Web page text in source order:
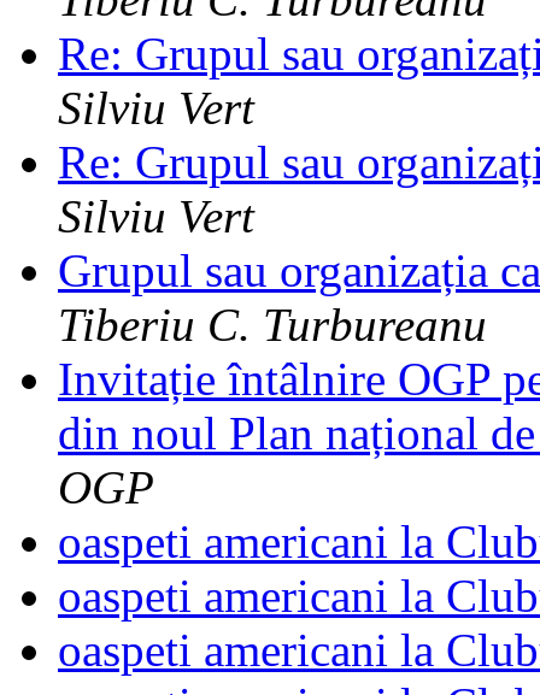
Re: Grupul sau
Silviu Vert
Re: Grupul sau
Silviu Vert
Grupul sau organizația
Tiberiu C. Turbureanu
Invitație întâlnire OGP
din noul Plan național
OGP
oaspeti americani la
oaspeti americani la
oaspeti americani la